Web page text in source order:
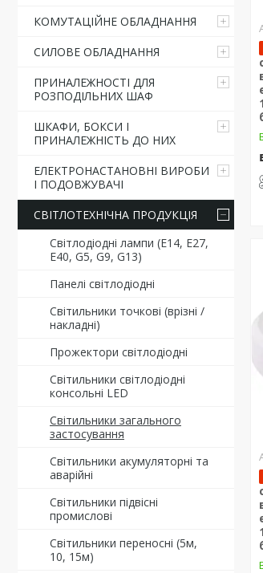
КОМУТАЦІЙНЕ ОБЛАДНАННЯ
СИЛОВЕ ОБЛАДНАННЯ
ПРИНАЛЕЖНОСТІ ДЛЯ
РОЗПОДІЛЬНИХ ШАФ
ШКАФИ, БОКСИ І
ПРИНАЛЕЖНІСТЬ ДО НИХ
ЕЛЕКТРОНАСТАНОВНІ ВИРОБИ
І ПОДОВЖУВАЧІ
СВІТЛОТЕХНІЧНА ПРОДУКЦІЯ
Світлодіодні лампи (Е14, Е27,
Е40, G5, G9, G13)
Панелі світлодіодні
Світильники точкові (врізні /
накладні)
Прожектори світлодіодні
Світильники світлодіодні
консольні LED
Світильники загального
застосування
Світильники акумуляторні та
аварійні
Світильники підвісні
промислові
Світильники переносні (5м,
10, 15м)